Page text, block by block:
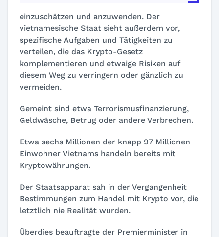
einzuschätzen und anzuwenden. Der
vietnamesische Staat sieht außerdem vor,
spezifische Aufgaben und Tätigkeiten zu
verteilen, die das Krypto-Gesetz
komplementieren und etwaige Risiken auf
diesem Weg zu verringern oder gänzlich zu
vermeiden.
Gemeint sind etwa Terrorismusfinanzierung,
Geldwäsche, Betrug oder andere Verbrechen.
Etwa sechs Millionen der knapp 97 Millionen
Einwohner Vietnams handeln bereits mit
Kryptowährungen.
Der Staatsapparat sah in der Vergangenheit
Bestimmungen zum Handel mit Krypto vor, die
letztlich nie Realität wurden.
Überdies beauftragte der Premierminister in